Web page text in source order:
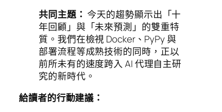
共同主題： 今天的趨勢顯示出「十
年回顧」與「未來預測」的雙重特
質。我們在檢視 Docker、PyPy 與
部署流程等成熟技術的同時，正以
前所未有的速度跨入 AI 代理自主研
究的新時代。
給讀者的行動建議：